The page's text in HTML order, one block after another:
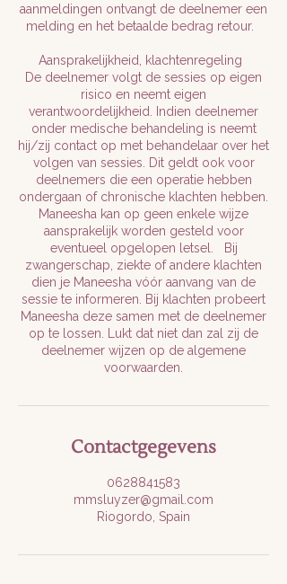
aanmeldingen ontvangt de deelnemer een
melding en het betaalde bedrag retour.
Aansprakelijkheid, klachtenregeling
De deelnemer volgt de sessies op eigen
risico en neemt eigen
verantwoordelijkheid. Indien deelnemer
onder medische behandeling is neemt
hij/zij contact op met behandelaar over het
volgen van sessies. Dit geldt ook voor
deelnemers die een operatie hebben
ondergaan of chronische klachten hebben.
Maneesha kan op geen enkele wijze
aansprakelijk worden gesteld voor
eventueel opgelopen letsel. Bij
zwangerschap, ziekte of andere klachten
dien je Maneesha vóór aanvang van de
sessie te informeren. Bij klachten probeert
Maneesha deze samen met de deelnemer
op te lossen. Lukt dat niet dan zal zij de
deelnemer wijzen op de algemene
Contactgegevens
0628841583
mmsluyzer@gmail.com
Riogordo, Spain